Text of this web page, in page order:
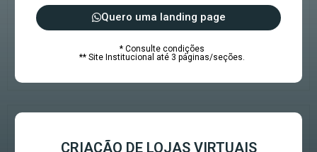
Quero uma landing page
* Consulte condições
** Site Institucional até 3 páginas/seções.
CRIAÇÃO DE LOJAS VIRTUAIS